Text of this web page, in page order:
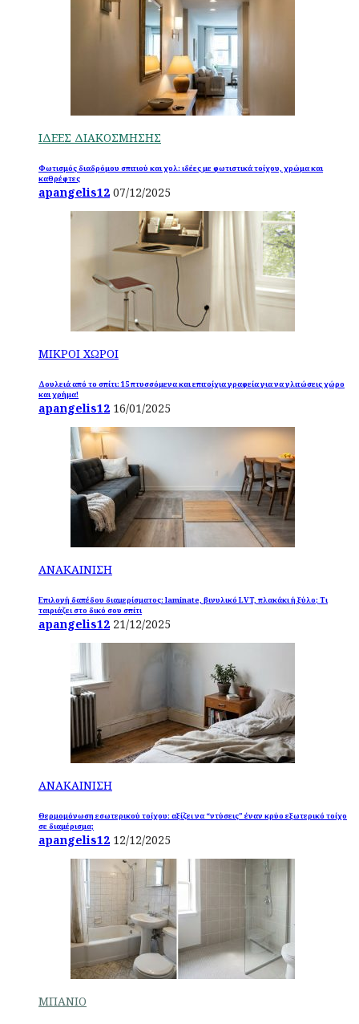
ΙΔΕΕΣ ΔΙΑΚΟΣΜΗΣΗΣ
Φωτισμός διαδρόμου σπιτιού και χολ: ιδέες με φωτιστικά τοίχου, χρώμα και
καθρέφτες
apangelis12 07/12/2025
ΜΙΚΡΟΙ ΧΩΡΟΙ
Δουλειά από το σπίτι: 15 πτυσσόμενα και επιτοίχια γραφεία για να γλιτώσεις χώρο
και χρήμα!
apangelis12 16/01/2025
ΑΝΑΚΑΙΝΙΣΗ
Επιλογή δαπέδου διαμερίσματος: laminate, βινυλικό LVT, πλακάκι ή ξύλο; Τι
ταιριάζει στο δικό σου σπίτι
apangelis12 21/12/2025
ΑΝΑΚΑΙΝΙΣΗ
Θερμομόνωση εσωτερικού τοίχου: αξίζει να “ντύσεις” έναν κρύο εξωτερικό τοίχο
σε διαμέρισμα;
apangelis12 12/12/2025
ΜΠΑΝΙΟ